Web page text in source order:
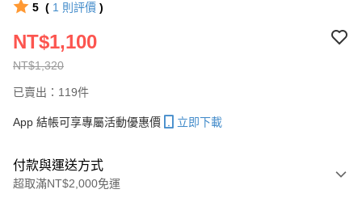
5 ( 1 則評價 )
NT$1,320
NT$1,100
已賣出：119件
App 結帳可享專屬活動優惠價 立即下載
付款與運送方式
超取滿NT$2,000免運